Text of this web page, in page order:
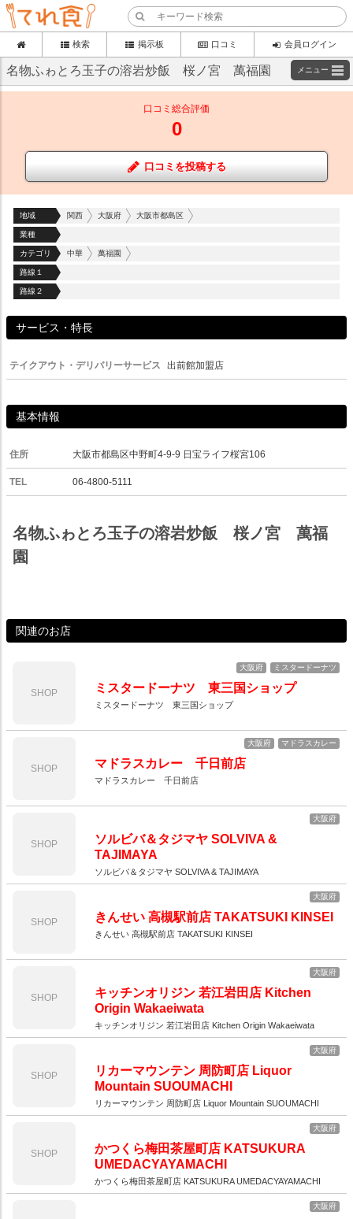
検索 掲示板 口コミ 会員ログイン
名物ふゎとろ玉子の溶岩炒飯 桜ノ宮 萬福園 メニュー
口コミ総合評価
0
口コミを投稿する
地域 関西 大阪府 大阪市都島区
業種
カテゴリ 中華 萬福園
路線１
路線２
サービス・特長
テイクアウト・デリバリーサービス 出前館加盟店
基本情報
住所 大阪市都島区中野町4-9-9 日宝ライフ桜宮106
TEL 06-4800-5111
名物ふゎとろ玉子の溶岩炒飯 桜ノ宮 萬福
園
関連のお店
SHOP
大阪府 ミスタードーナツ
ミスタードーナツ 東三国ショップ
ミスタードーナツ 東三国ショップ
SHOP
大阪府 マドラスカレー
マドラスカレー 千日前店
マドラスカレー 千日前店
SHOP
大阪府
ソルビバ＆タジマヤ SOLVIVA &
TAJIMAYA
ソルビバ＆タジマヤ SOLVIVA & TAJIMAYA
SHOP
大阪府
きんせい 高槻駅前店 TAKATSUKI KINSEI
きんせい 高槻駅前店 TAKATSUKI KINSEI
SHOP
大阪府
キッチンオリジン 若江岩田店 Kitchen
Origin Wakaeiwata
キッチンオリジン 若江岩田店 Kitchen Origin Wakaeiwata
SHOP
大阪府
リカーマウンテン 周防町店 Liquor
Mountain SUOUMACHI
リカーマウンテン 周防町店 Liquor Mountain SUOUMACHI
SHOP
大阪府
かつくら梅田茶屋町店 KATSUKURA
UMEDACYAYAMACHI
かつくら梅田茶屋町店 KATSUKURA UMEDACYAYAMACHI
大阪府